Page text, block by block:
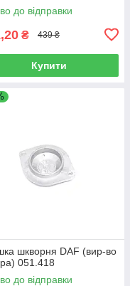
до відправки
₴ 439 ₴
Купити
шкворня DAF (вир-во
051.418
до відправки